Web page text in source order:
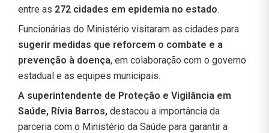
entre as 272 cidades em epidemia no estado.
Funcionárias do Ministério visitaram as cidades para
sugerir medidas que reforcem o combate e a
prevenção à doença, em colaboração com o governo
estadual e as equipes municipais.
A superintendente de Proteção e Vigilância em
Saúde, Rívia Barros, destacou a importância da
parceria com o Ministério da Saúde para garantir a